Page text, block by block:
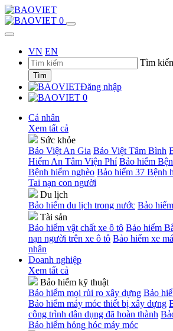
0
VN EN
Tìm
Tìm
Đăng nhập
0
Cá nhân
Xem tất cả
Sức khỏe
Bảo Việt An Gia Bảo Việt Tâm Bình
Hiểm An Tâm Viện Phí Bảo hiểm
Bệnh hiểm nghèo Bảo hiểm 37 Bệnh
Tai nạn con người
Du lịch
Bảo hiểm du lịch trong nước Bảo
Tài sản
Bảo hiểm vật chất xe ô tô Bảo hiểm
nạn người trên xe ô tô Bảo hiểm xe
nhân
Doanh nghiệp
Xem tất cả
Bảo hiểm kỹ thuật
Bảo hiểm mọi rủi ro xây dựng Bảo
Bảo hiểm máy móc thiết bị xây dựng
công trình dân dụng đã hoàn thành
Bảo hiểm hỏng hóc máy móc